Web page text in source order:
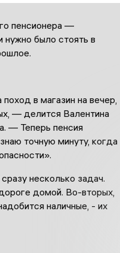
пенсионера —
нужно было стоять в
в магазин на вечер,
— делится Валентина
— Теперь пенсия
точную минуту, когда
несколько задач.
домой. Во-вторых,
наличные, - их